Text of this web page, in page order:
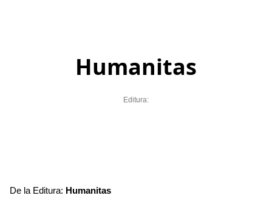
Humanitas
Editura:
De la Editura: Humanitas